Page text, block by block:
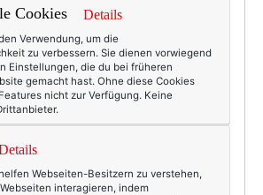
Cookies Details
Verwendung, um die
zu verbessern. Sie dienen vorwiegend
Einstellungen, die du bei früheren
gemacht hast. Ohne diese Cookies
nicht zur Verfügung. Keine
Webseiten-Besitzern zu verstehen,
interagieren, indem